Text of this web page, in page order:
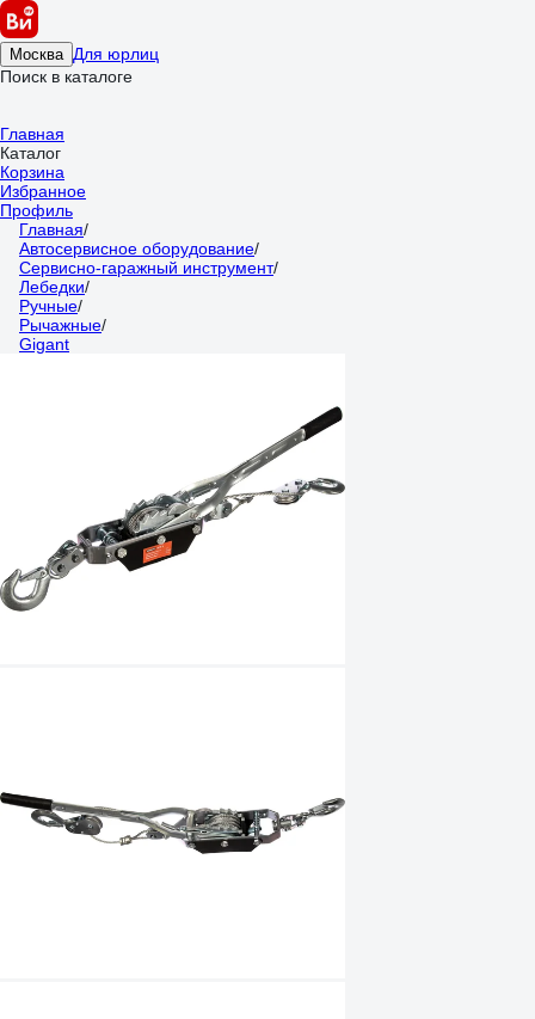
Москва Для юрлиц
Поиск в каталоге
Главная
Каталог
Корзина
Избранное
Профиль
Главная/
Автосервисное оборудование/
Сервисно-гаражный инструмент/
Лебедки/
Ручные/
Рычажные/
Gigant